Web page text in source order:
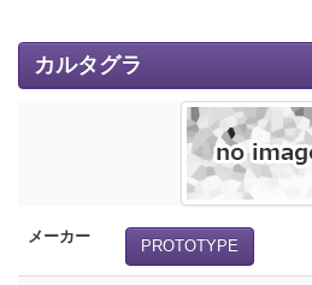
カルタグラ
メーカー
PROTOTYPE